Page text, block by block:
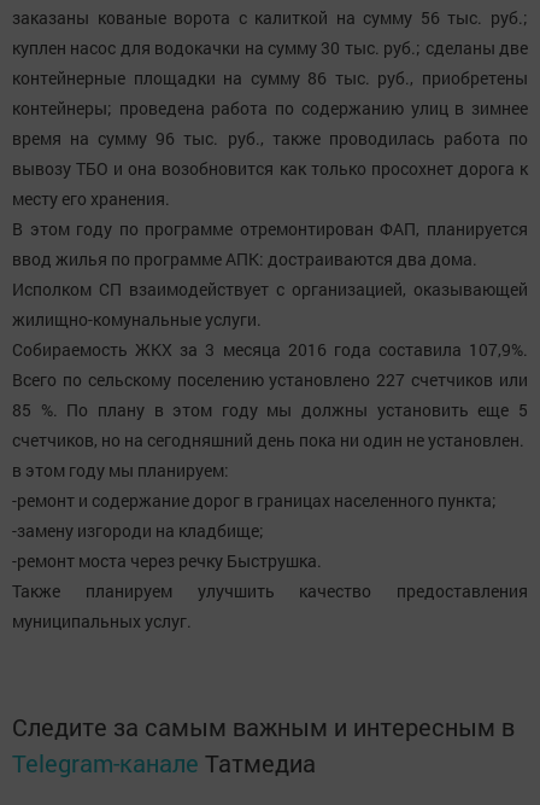
заказаны кованые ворота с калиткой на сумму 56 тыс. руб.;
куплен насос для водокачки на сумму 30 тыс. руб.; сделаны две
контейнерные площадки на сумму 86 тыс. руб., приобретены
контейнеры; проведена работа по содержанию улиц в зимнее
время на сумму 96 тыс. руб., также проводилась работа по
вывозу ТБО и она возобновится как только просохнет дорога к
месту его хранения.
В этом году по программе отремонтирован ФАП, планируется
ввод жилья по программе АПК: достраиваются два дома.
Исполком СП взаимодействует с организацией, оказывающей
жилищно-комунальные услуги.
Собираемость ЖКХ за 3 месяца 2016 года составила 107,9%.
Всего по сельскому поселению установлено 227 счетчиков или
85 %. По плану в этом году мы должны установить еще 5
счетчиков, но на сегодняшний день пока ни один не установлен.
в этом году мы планируем:
-ремонт и содержание дорог в границах населенного пункта;
-замену изгороди на кладбище;
-ремонт моста через речку Быструшка.
Также планируем улучшить качество предоставления
муниципальных услуг.
Следите за самым важным и интересным в
Telegram-канале Татмедиа